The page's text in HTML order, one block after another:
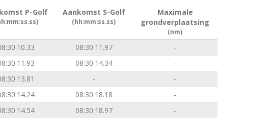
P-Golf Aankomst S-Golf
(hh:mm:ss.ss)
Maximale
grondverplaatsing
(nm)
08:30:11.97
-
08:30:14.34
-
-
-
08:30:18.18
-
08:30:18.97 -